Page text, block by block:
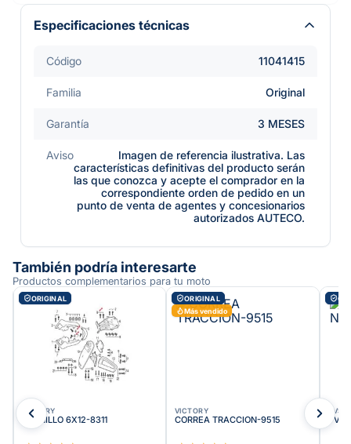
Especificaciones técnicas
Código 11041415
Familia Original
Garantía 3 MESES
Aviso
Imagen de referencia ilustrativa. Las
características definitivas del producto serán
las que conozca y acepte el comprador en la
correspondiente orden de pedido en un
punto de venta de agentes y concesionarios
autorizados AUTECO.
También podría interesarte
Productos complementarios para tu moto
ORIGINAL
VICTORY
TORNILLO 6X12-8311
ORIGINAL
Más vendido
VICTORY
CORREA TRACCION-9515
TVS
TVS